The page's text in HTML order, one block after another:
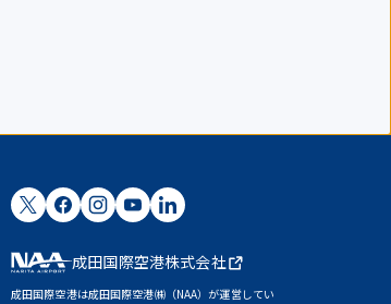
成田国際空港株式会社
成田国際空港は成田国際空港㈱（NAA）が運営してい